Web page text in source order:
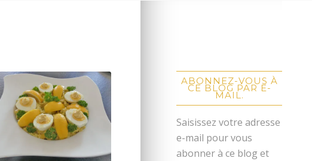
ABONNEZ-VOUS À
CE BLOG PAR E-
MAIL.
Saisissez votre adresse
e-mail pour vous
abonner à ce blog et